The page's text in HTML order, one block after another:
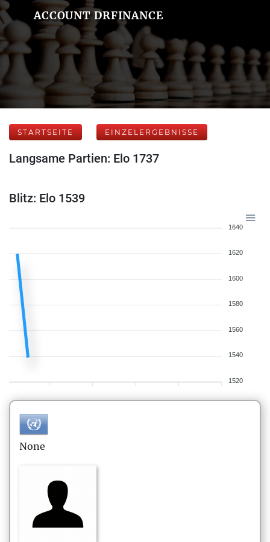
ACCOUNT DRFINANCE
STARTSEITE EINZELERGEBNISSE
Langsame Partien: Elo 1737
Blitz: Elo 1539
1640
1620
1600
1580
1560
1540
1520
None